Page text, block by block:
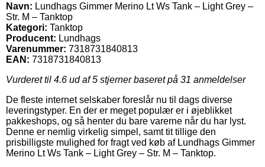
Navn: Lundhags Gimmer Merino Lt Ws Tank – Light Grey –
Str. M – Tanktop
Kategori: Tanktop
Producent: Lundhags
Varenummer: 7318731840813
EAN: 7318731840813
Vurderet til 4.6 ud af 5 stjerner baseret på 31 anmeldelser
De fleste internet selskaber foreslår nu til dags diverse
leveringstyper. En der er meget populær er i øjeblikket
pakkeshops, og så henter du bare varerne når du har lyst.
Denne er nemlig virkelig simpel, samt tit tillige den
prisbilligste mulighed for fragt ved køb af Lundhags Gimmer
Merino Lt Ws Tank – Light Grey – Str. M – Tanktop.